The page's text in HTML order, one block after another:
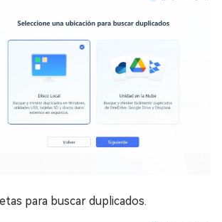
para buscar duplicados.